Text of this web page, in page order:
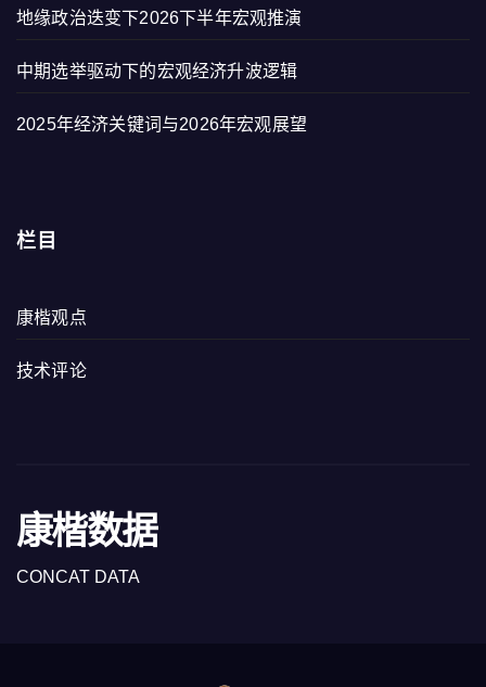
地缘政治迭变下2026下半年宏观推演
中期选举驱动下的宏观经济升波逻辑
2025年经济关键词与2026年宏观展望
栏目
康楷观点
技术评论
康楷数据
CONCAT DATA